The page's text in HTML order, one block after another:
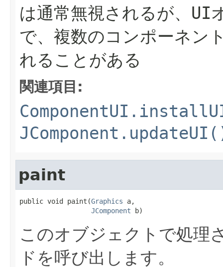
は通常無視されるが、UI
で、複数のコンポーネン
れることがある
関連項目:
paint
public void paint(Graphics a,
JComponent b)
このオブジェクトで処理
ドを呼び出します。